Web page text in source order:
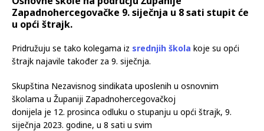
Zapadnohercegovačke 9. siječnja u 8 sati stupit će
u opći štrajk.
Pridružuju se tako kolegama iz srednjih škola koje su opći
štrajk najavile također za 9. siječnja.
Skupština Nezavisnog sindikata uposlenih u osnovnim
školama u Županiji Zapadnohercegovačkoj
donijela je 12. prosinca odluku o stupanju u opći štrajk, 9.
siječnja 2023. godine, u 8 sati u svim